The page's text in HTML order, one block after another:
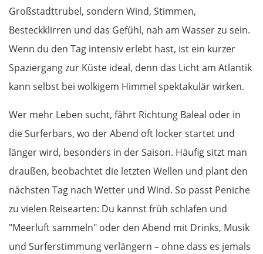
Großstadttrubel, sondern Wind, Stimmen,
Besteckklirren und das Gefühl, nah am Wasser zu sein.
Wenn du den Tag intensiv erlebt hast, ist ein kurzer
Spaziergang zur Küste ideal, denn das Licht am Atlantik
kann selbst bei wolkigem Himmel spektakulär wirken.
Wer mehr Leben sucht, fährt Richtung Baleal oder in
die Surferbars, wo der Abend oft locker startet und
länger wird, besonders in der Saison. Häufig sitzt man
draußen, beobachtet die letzten Wellen und plant den
nächsten Tag nach Wetter und Wind. So passt Peniche
zu vielen Reisearten: Du kannst früh schlafen und
"Meerluft sammeln" oder den Abend mit Drinks, Musik
und Surferstimmung verlängern – ohne dass es jemals
Patras
Mesolongi
Arta
Ioannina
Argos Orestiko
Edessa